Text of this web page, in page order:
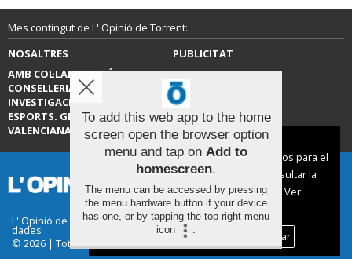
Mes contingut de L' Opinió de Torrent:
NOSALTRES
PUBLICITAT
AMB COL·LABORACIÓ DE LA
CONSELLERIA D’EDUCACIÓ,
INVESTIGACIÓ, CULTURA I
ESPORTS. GENERALITAT
VALENCIANA.
CONTACTE
L' Opinió de Torrent |Termes d'ús|Protecció de
dades
© 2026 | Tots els drets reservats
To add this web app to the home
screen open the browser option
menu and tap on Add to
homescreen.
The menu can be accessed by pressing
the menu hardware button if your device
has one, or by tapping the top right menu
icon
.
Aviso sobre el Uso de cookies:
Utilizamos cookies nuestras y de terceros para el
funcionamiento del digital. Puedes consultar la
lista de cookies y como desconectarlas.
Ver
nuestra Política de Privacidad y Cookies
Aceptar Cookies
Personalizar